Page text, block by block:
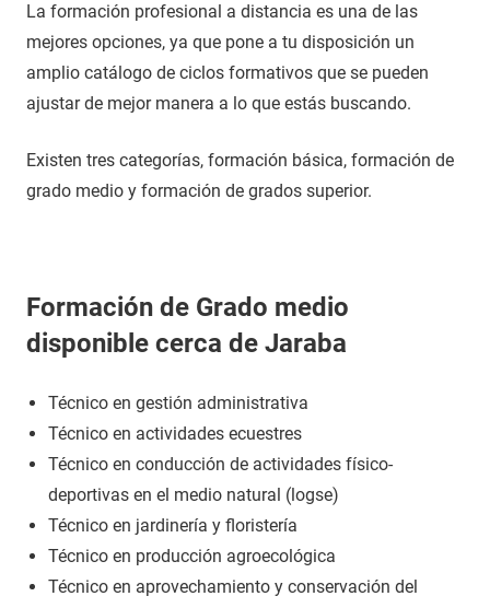
La formación profesional a distancia es una de las
mejores opciones, ya que pone a tu disposición un
amplio catálogo de ciclos formativos que se pueden
ajustar de mejor manera a lo que estás buscando.
Existen tres categorías, formación básica, formación de
grado medio y formación de grados superior.
Formación de Grado medio
disponible cerca de Jaraba
Técnico en gestión administrativa
Técnico en actividades ecuestres
Técnico en conducción de actividades físico-
deportivas en el medio natural (logse)
Técnico en jardinería y floristería
Técnico en producción agroecológica
Técnico en aprovechamiento y conservación del